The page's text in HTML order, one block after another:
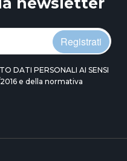
Registrati
DATI PERSONALI AI SENSI
e della normativa